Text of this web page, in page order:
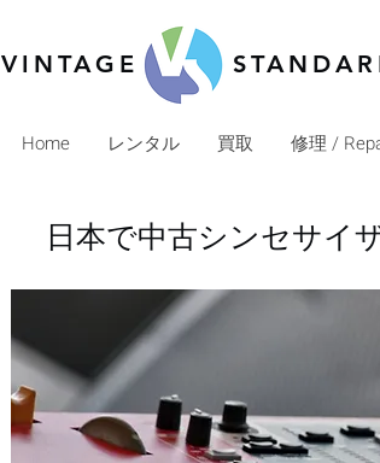
VINTAGE
Home レンタル 買取 修理 /
日本で中古シンセサイ